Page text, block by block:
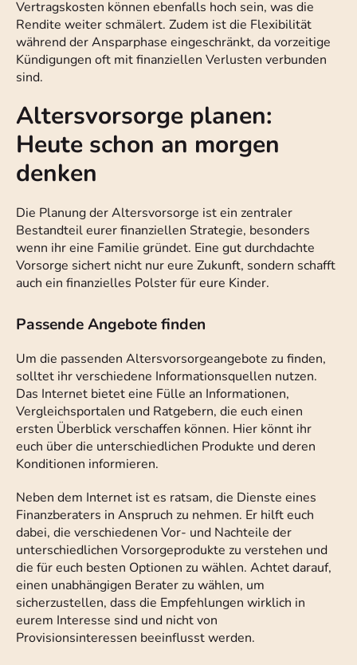
Vertragskosten können ebenfalls hoch sein, was die
Rendite weiter schmälert. Zudem ist die Flexibilität
während der Ansparphase eingeschränkt, da vorzeitige
Kündigungen oft mit finanziellen Verlusten verbunden
sind.
Altersvorsorge planen:
Heute schon an morgen
denken
Die Planung der Altersvorsorge ist ein zentraler
Bestandteil eurer finanziellen Strategie, besonders
wenn ihr eine Familie gründet. Eine gut durchdachte
Vorsorge sichert nicht nur eure Zukunft, sondern schafft
auch ein finanzielles Polster für eure Kinder.
Passende Angebote finden
Um die passenden Altersvorsorgeangebote zu finden,
solltet ihr verschiedene Informationsquellen nutzen.
Das Internet bietet eine Fülle an Informationen,
Vergleichsportalen und Ratgebern, die euch einen
ersten Überblick verschaffen können. Hier könnt ihr
euch über die unterschiedlichen Produkte und deren
Konditionen informieren.
Neben dem Internet ist es ratsam, die Dienste eines
Finanzberaters in Anspruch zu nehmen. Er hilft euch
dabei, die verschiedenen Vor- und Nachteile der
unterschiedlichen Vorsorgeprodukte zu verstehen und
die für euch besten Optionen zu wählen. Achtet darauf,
einen unabhängigen Berater zu wählen, um
sicherzustellen, dass die Empfehlungen wirklich in
eurem Interesse sind und nicht von
Provisionsinteressen beeinflusst werden.